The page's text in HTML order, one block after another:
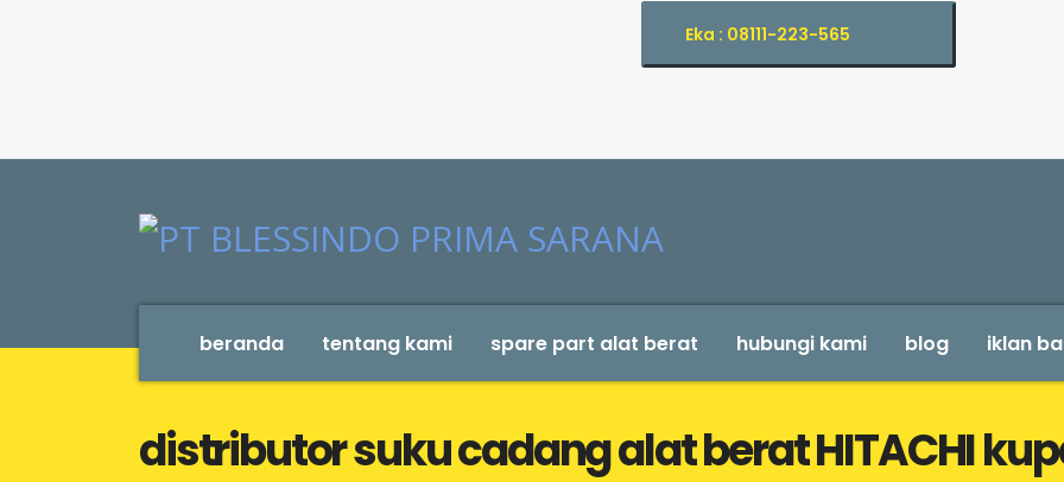
Eka : 08111-223-565
beranda tentang kami spare part alat berat hubungi kami blog iklan
distributor suku cadang alat berat HITACHI